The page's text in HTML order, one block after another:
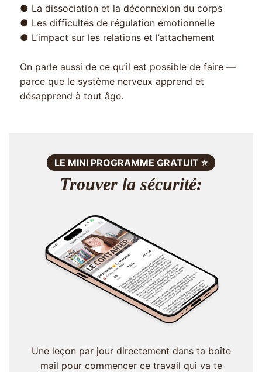
● La dissociation et la déconnexion du corps
● Les difficultés de régulation émotionnelle
● L’impact sur les relations et l’attachement
On parle aussi de ce qu’il est possible de faire —
parce que le système nerveux apprend et
désapprend à tout âge.
LE MINI PROGRAMME GRATUIT ⭐️
Trouver la sécurité:
Une leçon par jour directement dans ta boîte
mail pour commencer ce travail qui va te